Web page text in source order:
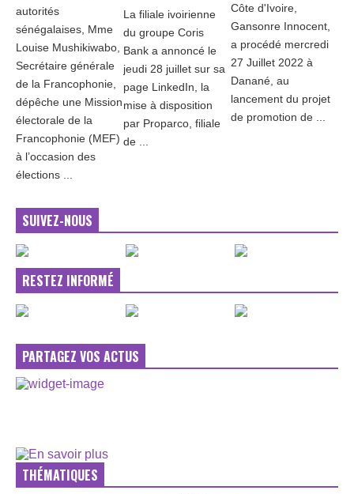
autorités
sénégalaises, Mme
Louise Mushikiwabo,
Secrétaire générale
de la Francophonie,
dépêche une Mission
électorale de la
Francophonie (MEF)
à l’occasion des
élections ...
La filiale ivoirienne
du groupe Coris
Bank a annoncé le
jeudi 28 juillet sur sa
page LinkedIn, la
mise à disposition
par Proparco, filiale
de ...
Côte d'Ivoire,
Gansonre Innocent,
a procédé mercredi
27 Juillet 2022 à
Danané, au
lancement du projet
de promotion de ...
SUIVEZ-NOUS
RESTEZ INFORMÉ
PARTAGEZ VOS ACTUS
THÉMATIQUES